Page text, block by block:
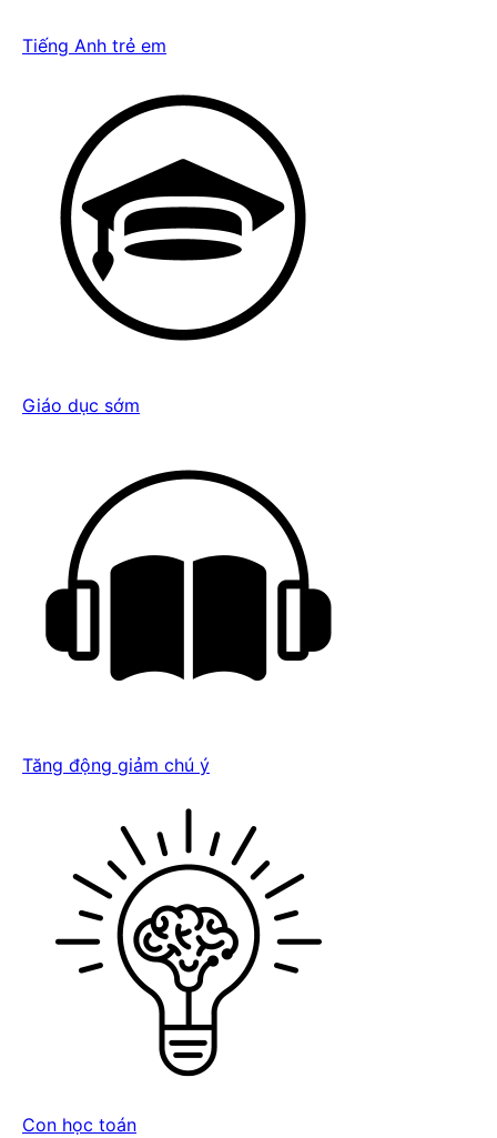
Tiếng Anh trẻ em
Giáo dục sớm
Tăng động giảm chú ý
Con học toán